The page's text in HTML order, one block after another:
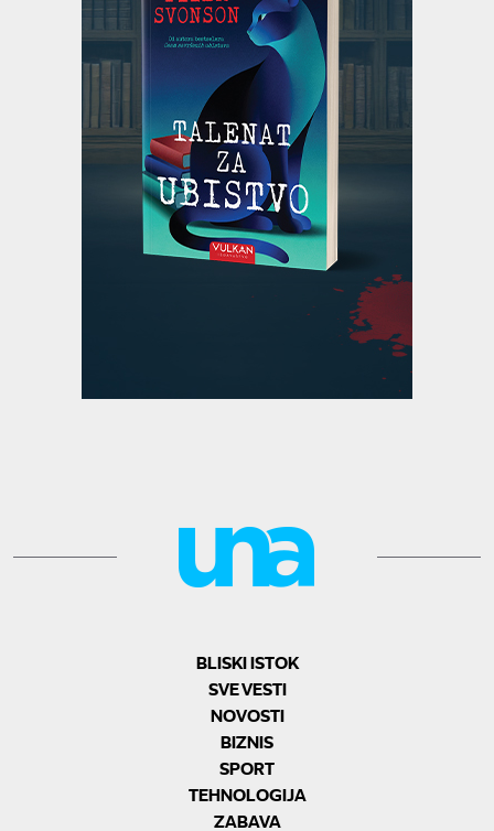
BLISKI ISTOK
SVE VESTI
NOVOSTI
BIZNIS
SPORT
TEHNOLOGIJA
ZABAVA